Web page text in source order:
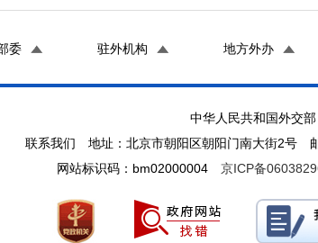
委 驻外机构 地方外办
中华人民共和国外交
联系我们 地址：北京市朝阳区朝阳门南大街2号
网站标识码：bm02000004 京ICP备